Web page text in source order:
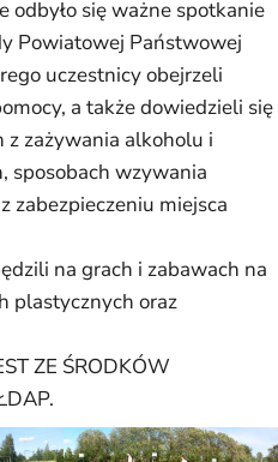
się ważne spotkanie
Powiatowej Państwowej
uczestnicy obejrzeli
a także dowiedzieli się
z zażywania alkoholu i
sposobach wzywania
zabezpieczeniu miejsca
na grach i zabawach na
plastycznych oraz
ZE ŚRODKÓW